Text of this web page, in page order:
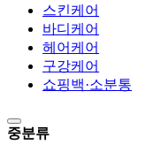
스킨케어
바디케어
헤어케어
구강케어
쇼핑백·소분통
중분류